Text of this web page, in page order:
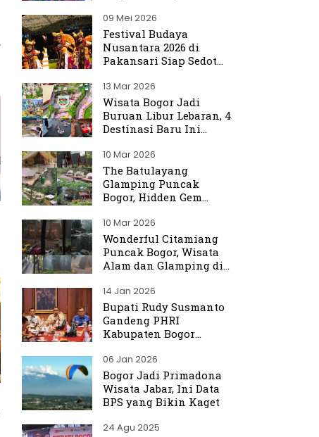
Promosikan Bogor ke
Dunia
09 Mei 2026
Festival Budaya
Nusantara 2026 di
Pakansari Siap Sedot
13 Mar 2026
Wisata Bogor Jadi
Buruan Libur Lebaran, 4
Destinasi Baru Ini
10 Mar 2026
The Batulayang
Glamping Puncak
Bogor, Hidden Gem
yang Menenangkan
10 Mar 2026
Wonderful Citamiang
Puncak Bogor, Wisata
Alam dan Glamping di
14 Jan 2026
Bupati Rudy Susmanto
Gandeng PHRI
Kabupaten Bogor
Sektor Pariwisata
06 Jan 2026
Bogor Jadi Primadona
Wisata Jabar, Ini Data
BPS yang Bikin Kaget
24 Agu 2025